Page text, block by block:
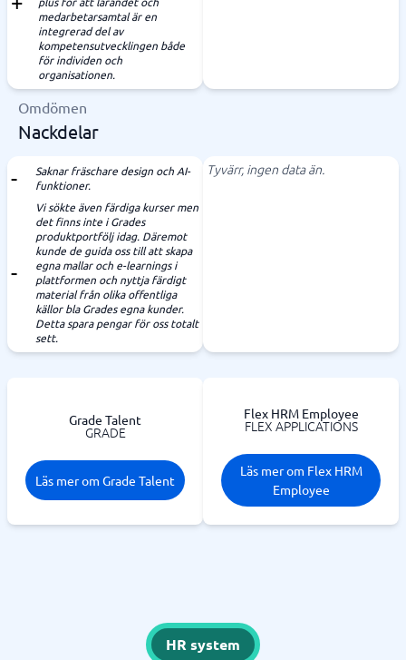
medarbetarsamtal är en
integrerad del av
kompetensutvecklingen både
för individen och
organisationen.
Omdömen
Nackdelar
Saknar fräschare design och AI-
funktioner.
Vi sökte även färdiga kurser men
det finns inte i Grades
produktportfölj idag. Däremot
kunde de guida oss till att skapa
egna mallar och e-learnings i
plattformen och nyttja färdigt
material från olika offentliga
källor bla Grades egna kunder.
Detta spara pengar för oss totalt
sett.
Tyvärr, ingen data än.
Grade Talent
GRADE
Läs mer om Grade Talent
Flex HRM Employee
FLEX APPLICATIONS
Läs mer om Flex HRM
Employee
HR system